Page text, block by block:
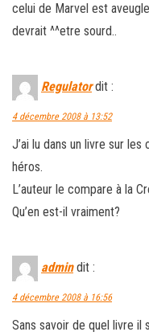
celui de Marvel est
devrait ^^etre sourd..
Regulator dit :
4 décembre 2008 à 13:52
J’ai lu dans un livre sur
héros.
L’auteur le compare à la
Qu’en est-il vraiment?
admin dit :
4 décembre 2008 à 16:56
Sans savoir de quel livre il